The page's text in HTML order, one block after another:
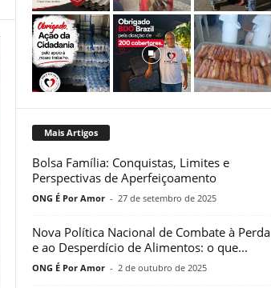
Mais Artigos
Bolsa Família: Conquistas, Limites e
Perspectivas de Aperfeiçoamento
ONG É Por Amor - 27 de setembro de 2025
Nova Política Nacional de Combate à Perda
e ao Desperdício de Alimentos: o que...
ONG É Por Amor - 2 de outubro de 2025